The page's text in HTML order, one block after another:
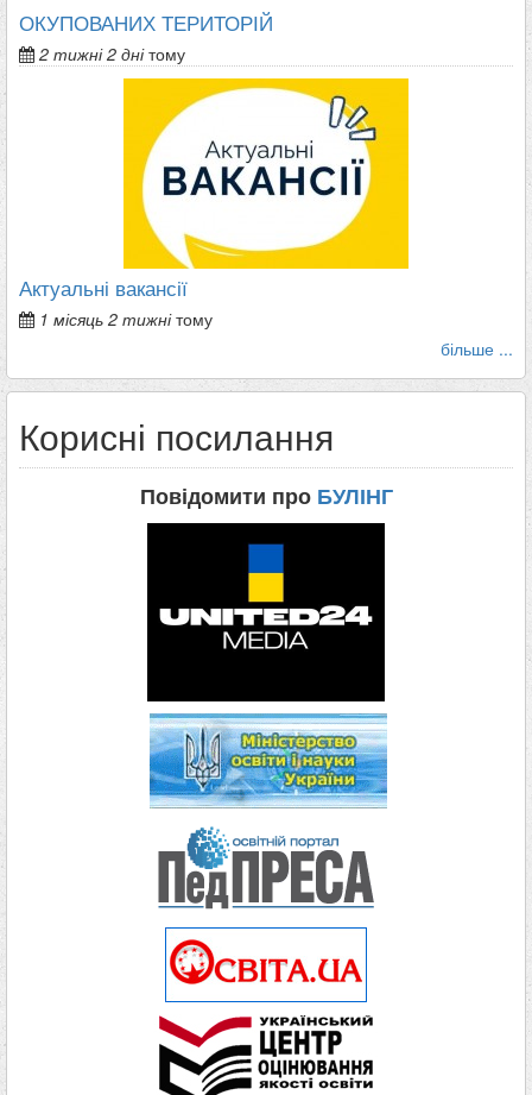
ОКУПОВАНИХ ТЕРИТОРІЙ
2 тижні 2 днітому
Актуальні вакансії
1 місяць 2 тижнітому
більше ...
Корисні посилання
Повідомити про БУЛІНГ